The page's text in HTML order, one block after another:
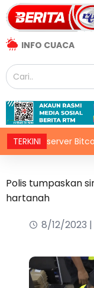
INFO CUACA
TERKINI
server Bitcoin
Polis tumpaskan
hartanah
8/12/2023